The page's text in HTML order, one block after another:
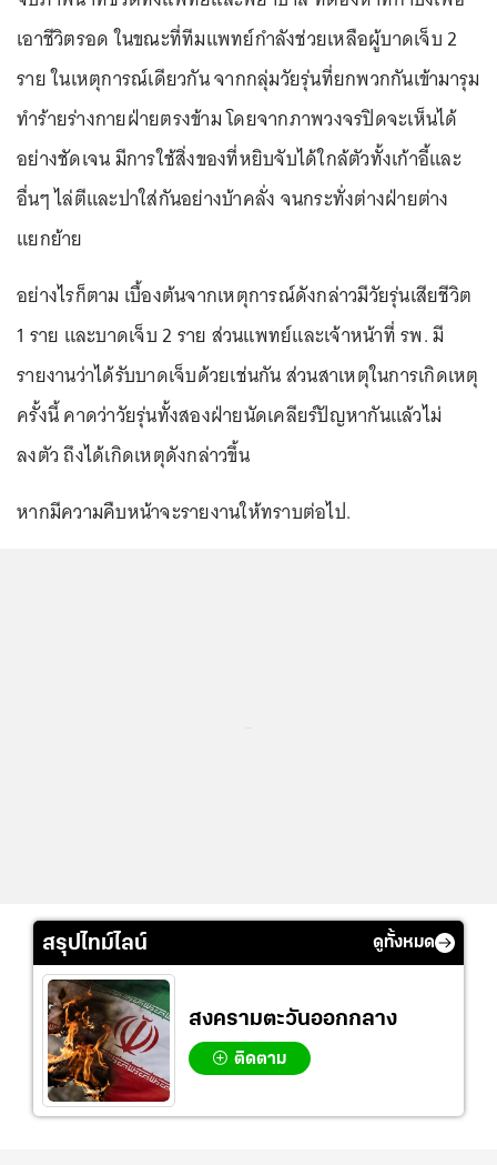
เอาชีวิตรอด ในขณะที่ทีมแพทย์กำลังช่วยเหลือผู้บาดเจ็บ 2
ราย ในเหตุการณ์เดียวกัน จากกลุ่มวัยรุ่นที่ยกพวกกันเข้ามารุม
ทำร้ายร่างกายฝ่ายตรงข้าม โดยจากภาพวงจรปิดจะเห็นได้
อย่างชัดเจน มีการใช้สิ่งของที่หยิบจับได้ใกล้ตัวทั้งเก้าอี้และ
อื่นๆ ไล่ตีและปาใส่กันอย่างบ้าคลั่ง จนกระทั่งต่างฝ่ายต่าง
แยกย้าย
อย่างไรก็ตาม เบื้องต้นจากเหตุการณ์ดังกล่าวมีวัยรุ่นเสียชีวิต
1 ราย และบาดเจ็บ 2 ราย ส่วนแพทย์และเจ้าหน้าที่ รพ. มี
รายงานว่าได้รับบาดเจ็บด้วยเช่นกัน ส่วนสาเหตุในการเกิดเหตุ
ครั้งนี้ คาดว่าวัยรุ่นทั้งสองฝ่ายนัดเคลียร์ปัญหากันแล้วไม่
ลงตัว ถึงได้เกิดเหตุดังกล่าวขึ้น
หากมีความคืบหน้าจะรายงานให้ทราบต่อไป.
สรุปไทม์ไลน์ ดูทั้งหมด
สงครามตะวันออกกลาง
ติดตาม